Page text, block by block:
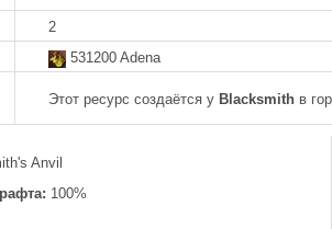
2
531200 Adena
Этот ресурс создаётся у Blacksmith в
Anvil
100%